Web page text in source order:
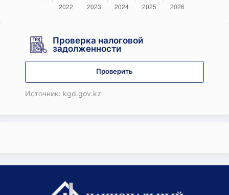
Проверка налоговой
задолженности
Проверить
Источник: kgd.gov.kz